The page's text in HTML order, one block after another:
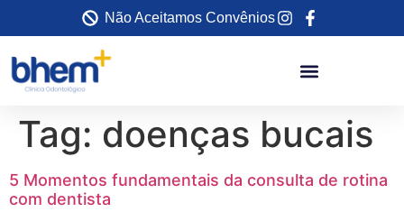
Não Aceitamos Convênios
Tag: doenças bucais
5 Momentos fundamentais da consulta de rotina
com dentista